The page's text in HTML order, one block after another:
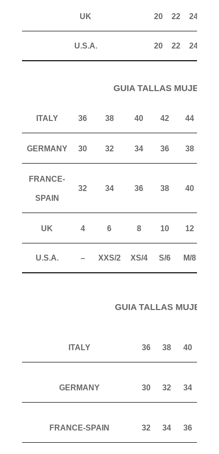
UK 20 22 24
U.S.A. 20 22 24
GUIA TALLAS MUJER
ITALY 36 38 40 42 44
GERMANY 30 32 34 36 38
FRANCE-
SPAIN
32 34 36 38 40
UK 4 6 8 10 12
U.S.A. – XXS/2 XS/4 S/6 M/8
GUIA TALLAS MUJER
ITALY 36 38 40
GERMANY 30 32 34
FRANCE-SPAIN 32 34 36